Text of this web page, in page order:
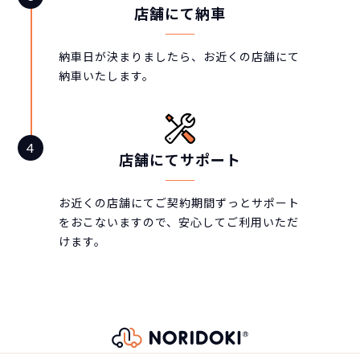
店舗にて納車
納車日が決まりましたら、お近くの店舗にて
納車いたします。
店舗にてサポート
お近くの店舗にてご契約期間ずっとサポート
をおこないますので、安心してご利用いただ
けます。